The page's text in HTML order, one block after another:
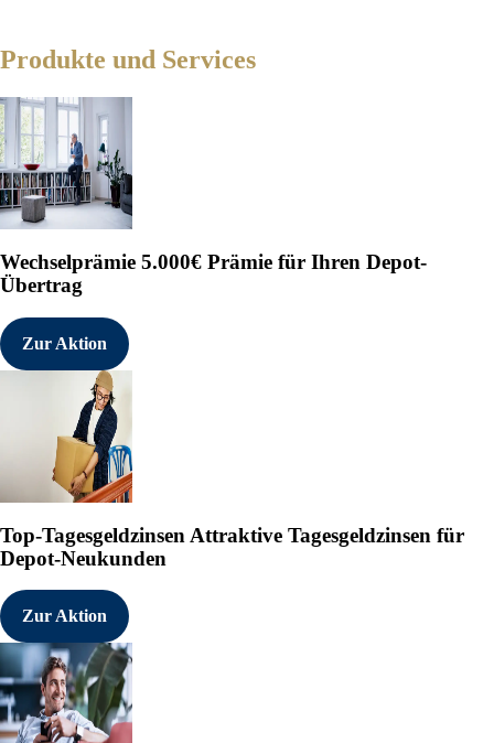
Produkte und Services
Wechselprämie 5.000€ Prämie für Ihren Depot-
Übertrag
Zur Aktion
Top-Tagesgeldzinsen Attraktive Tagesgeldzinsen für
Depot-Neukunden
Zur Aktion